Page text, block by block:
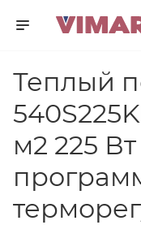
Теплый
м2 225